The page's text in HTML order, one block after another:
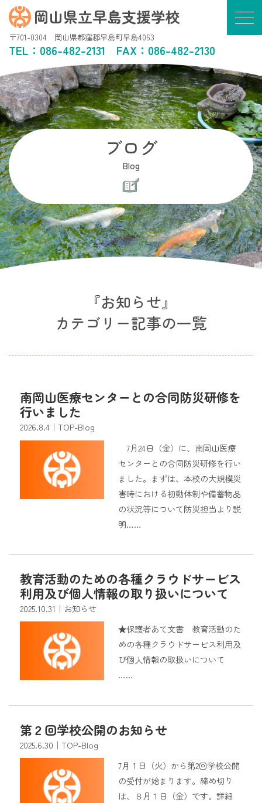
岡山県立早島支援学校
〒701-0304 岡山県都窪郡早島町早島4063
TEL： 086-482-2131 FAX：086-482-2130
ブログ
Blog
『お知らせ』
カテゴリー記事の一覧
南岡山医療センターとの合同防災研修を
行いました
2026.8.4 ｜TOP-Blog
7月24日（金）に、南岡山医療
センターとの合同防災研修を行い
ました。まずは、本校の大規模災
害時における初動体制や備蓄物品
の状況等について防災担当より説
明……
教育活動のための各種クラウドサービス
利用及び個人情報の取り扱いについて
2025.10.31 ｜お知らせ
★保護者あて文書 教育活動のた
めの各種クラウドサービス利用及
び個人情報の取扱いについて
……
第２回学校公開のお知らせ
2025.6.30 ｜TOP-Blog
7月１日（火）から第2回学校公開
の受付が始まります。締め切り
は、８月１日（金）です。詳細